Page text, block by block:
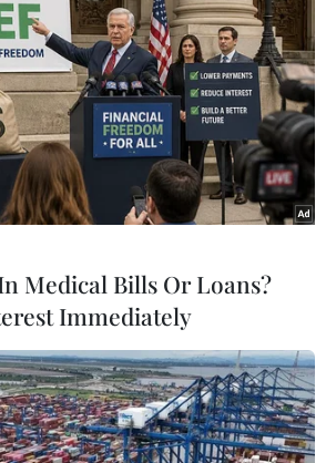
động sản
Kong
#Hằng Đại Trung Quốc
Medical Bills Or Loans?
Immediately